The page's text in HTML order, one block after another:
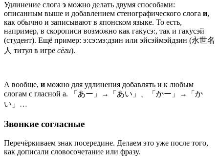
Удлинение слога э можно делать двумя способами:
описанным выше и добавлением стенографического слога и,
как обычно и записывают в японском языке. То есть,
например, в скорописи возможно как гакусэ:, так и гакусэй
(студент). Ещё пример: э:сэ:мэ:дзин или эйсэймэйдзин (永世名
人 титул в игре сёги).
А вообще, и можно для удлинения добавлять и к любым
слогам с гласной а. 「あー」→「あい」、「かー」→「か
い」…
Звонкие согласные
Перечёркиваем знак посередине. Делаем это уже после того,
как дописали словосочетание или фразу.